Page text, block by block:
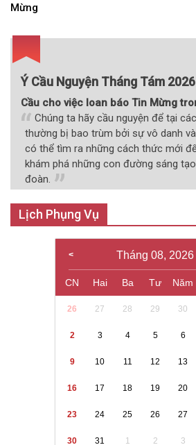
Mừng
Ý Cầu Nguyện Tháng Tám 2026
Cầu cho việc loan báo Tin Mừng
Chúng ta hãy cầu nguyện để tại
thường bị bao trùm bởi sự vô danh
có thể tìm ra những cách thức mới
khám phá những con đường sáng
đoàn.
Lịch Phụng Vụ
Tháng 08, 2026
CN Hai Ba Tư Năm
26 27 28 29 30
2 3 4 5 6
9 10 11 12 13
16 17 18 19 20
23 24 25 26 27
30 31 1 2 3